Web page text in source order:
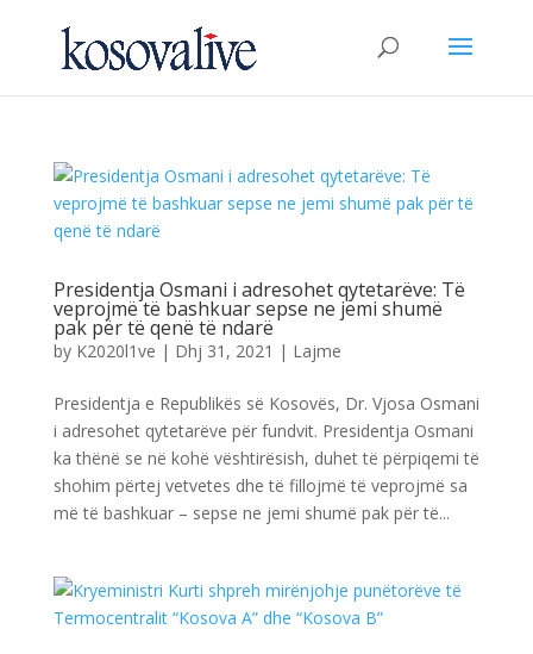
Presidentja Osmani i adresohet qytetarëve: Të
veprojmë të bashkuar sepse ne jemi shumë
pak për të qenë të ndarë
by K2020l1ve | Dhj 31, 2021 | Lajme
Presidentja e Republikës së Kosovës, Dr. Vjosa Osmani
i adresohet qytetarëve për fundvit. Presidentja Osmani
ka thënë se në kohë vështirësish, duhet të përpiqemi të
shohim përtej vetvetes dhe të fillojmë të veprojmë sa
më të bashkuar – sepse ne jemi shumë pak për të...